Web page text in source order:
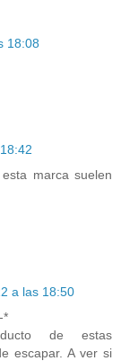
18:08
marca suelen
a las 18:50
*
de estas
escapar. A ver si